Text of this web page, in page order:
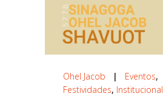
Ohel Jacob | Eventos,
Festividades, Institucional